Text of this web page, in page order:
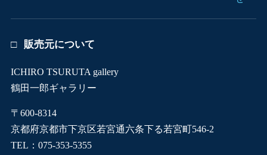
販売元について
ICHIRO TSURUTA gallery
鶴田一郎ギャラリー
〒600-8314
京都府京都市下京区若宮通六条下る若宮町546-2
TEL：075-353-5355